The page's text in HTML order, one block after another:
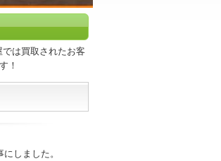
は買取されたお客
！
しました。